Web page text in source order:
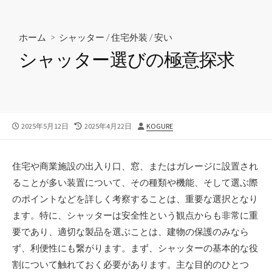
ホーム > シャッター /住宅外装 /安い
シャッター選びの極意探求
公
2025年5月12日
最
新
日
2025年4月22日
投
KOGURE
住宅や商業施設の出入り口、窓、またはガレージに設置され
ることが多い装置について、その種類や機能、そして選ぶ際
のポイントなどを詳しく考察することは、重要な選択となり
ます。 特に、シャッターは安全性という観点からも非常に重
要であり、適切な製品を選ぶことは、建物の保護のみなら
ず、利便性にも繋がります。まず、シャッターの基本的な役
割について触れておく必要があります。主な目的のひとつ